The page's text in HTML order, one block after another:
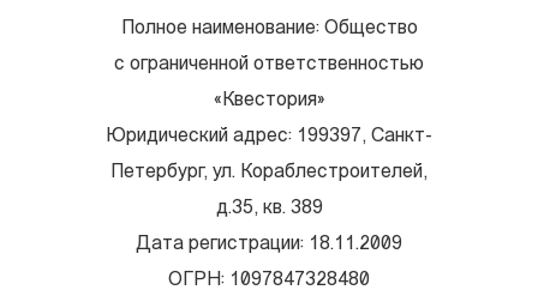
Полное наименование: Общество
с ограниченной ответственностью
«Квестория»
Юридический адрес: 199397, Санкт-
Петербург, ул. Кораблестроителей,
д.35, кв. 389
Дата регистрации: 18.11.2009
ОГРН: 1097847328480